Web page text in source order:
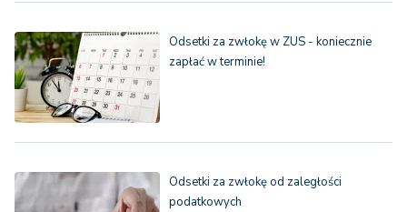
Odsetki za zwłokę w ZUS - koniecznie
zapłać w terminie!
Odsetki za zwłokę od zaległości
podatkowych